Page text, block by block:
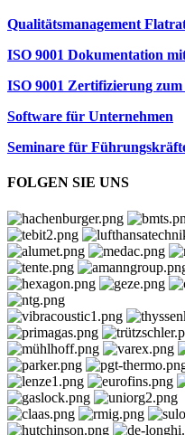
Qualitätsmanagement
ISO 9001 Dokumentation
ISO 9001 Zertifizierung zum
Software für Unternehmen
Seminare für
FOLGEN SIE UNS